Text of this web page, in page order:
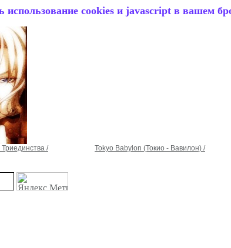
cookies и javascript в вашем
/ Tokyo Babylon (Токио - Вавилон) /